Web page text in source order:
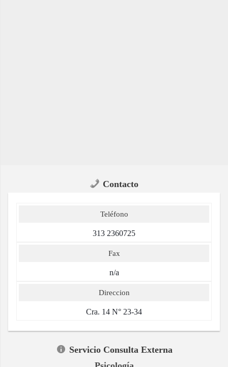
Contacto
Teléfono
313 2360725
Fax
n/a
Direccion
Cra. 14 N° 23-34
Servicio Consulta Externa